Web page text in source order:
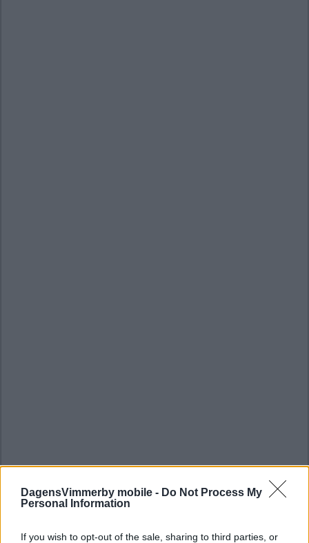
DagensVimmerby mobile - Do Not Process My
Personal Information
If you wish to opt-out of the sale, sharing to third parties, or